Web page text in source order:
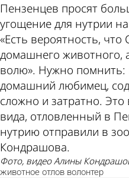
Пензенцев просят
угощение для нутрии
«Есть вероятность,
домашнего животного,
волю». Нужно помнить:
домашний любимец,
сложно и затратно. Это
вида, отловленный в
нутрию отправили в
Кондрашова.
фото, видео Алины
животное отлов волонтер